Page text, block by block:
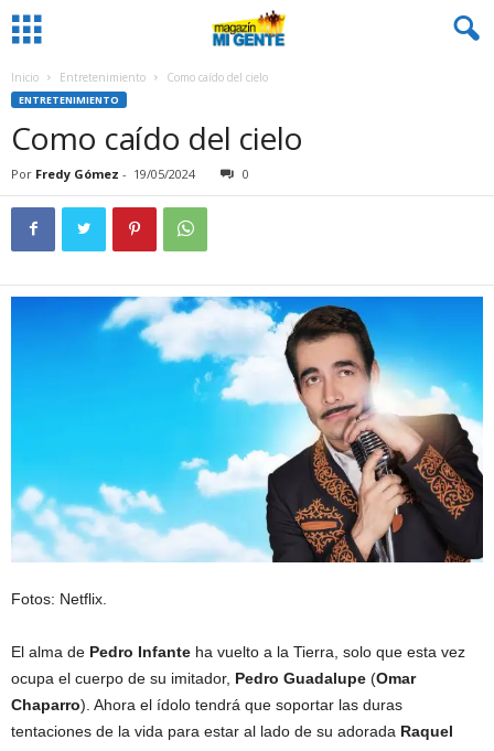
Inicio Entretenimiento Como caído del cielo
ENTRETENIMIENTO
Como caído del cielo
Por Fredy Gómez - 19/05/2024 0
Fotos: Netflix.
El alma de Pedro Infante ha vuelto a la Tierra, solo que esta vez
ocupa el cuerpo de su imitador, Pedro Guadalupe (Omar
Chaparro). Ahora el ídolo tendrá que soportar las duras
tentaciones de la vida para estar al lado de su adorada Raquel